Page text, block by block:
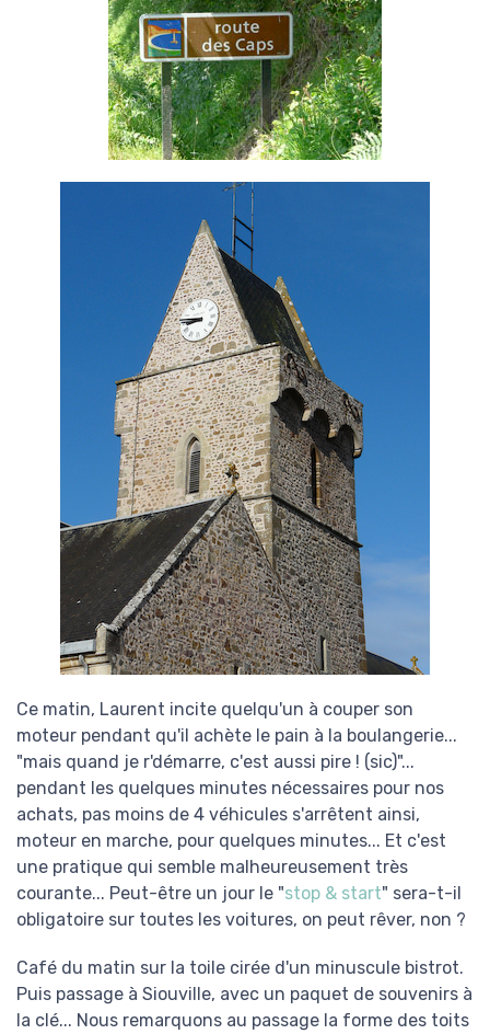
Ce matin, Laurent incite quelqu'un à couper son
moteur pendant qu'il achète le pain à la boulangerie...
"mais quand je r'démarre, c'est aussi pire ! (sic)"...
pendant les quelques minutes nécessaires pour nos
achats, pas moins de 4 véhicules s'arrêtent ainsi,
moteur en marche, pour quelques minutes... Et c'est
une pratique qui semble malheureusement très
courante... Peut-être un jour le "stop & start" sera-t-il
obligatoire sur toutes les voitures, on peut rêver, non ?
Café du matin sur la toile cirée d'un minuscule bistrot.
Puis passage à Siouville, avec un paquet de souvenirs à
la clé... Nous remarquons au passage la forme des toits